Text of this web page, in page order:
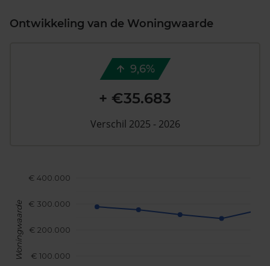
Ontwikkeling van de Woningwaarde
€ 100.000
€ 200.000
€ 300.000
€ 400.000
Woningwaarde
9,6%
+ €35.683
Verschil 2025 - 2026